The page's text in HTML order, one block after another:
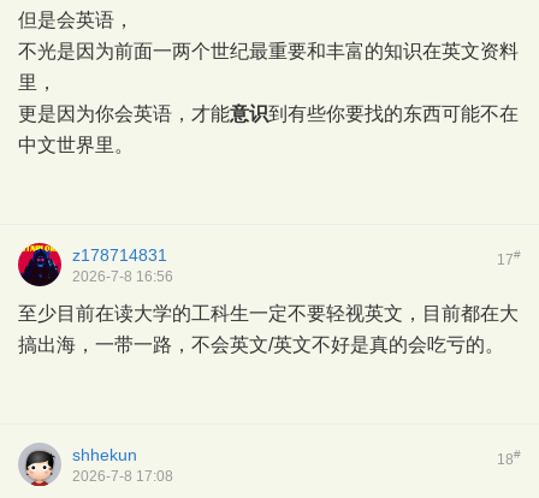
但是会英语，
不光是因为前面一两个世纪最重要和丰富的知识在英文资料
里，
更是因为你会英语，才能意识到有些你要找的东西可能不在
中文世界里。
17#
z178714831
2026-7-8 16:56
至少目前在读大学的工科生一定不要轻视英文，目前都在大
搞出海，一带一路，不会英文/英文不好是真的会吃亏的。
18#
shhekun
2026-7-8 17:08